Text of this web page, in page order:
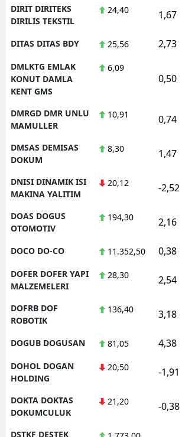
DIRIT DIRITEKS
DIRILIS TEKSTIL
24,40 1,67
DITAS DITAS BDY 25,56 2,73
DMLKTG EMLAK
KONUT DAMLA
KENT GMS
6,09
0,50
DMRGD DMR UNLU
MAMULLER
10,91 0,74
DMSAS DEMISAS
DOKUM
8,30 1,47
DNISI DINAMIK ISI
MAKINA YALITIM
20,12 -2,52
DOAS DOGUS
OTOMOTIV
194,30 2,16
DOCO DO-CO 11.352,50 0,38
DOFER DOFER YAPI
MALZEMELERI
28,30 2,54
DOFRB DOF
ROBOTIK
136,40 3,18
DOGUB DOGUSAN 81,05 4,38
DOHOL DOGAN
HOLDING
20,50 -1,91
DOKTA DOKTAS
DOKUMCULUK
21,20 -0,38
DSTKF DESTEK